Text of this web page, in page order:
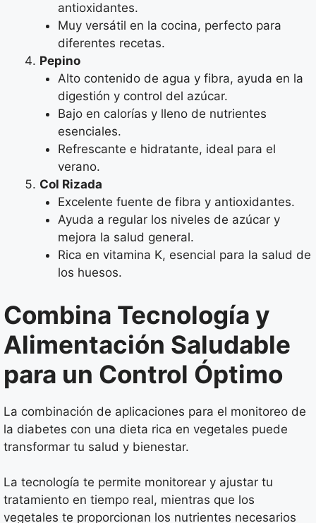
antioxidantes.
Muy versátil en la cocina, perfecto para
diferentes recetas.
Pepino
Alto contenido de agua y fibra, ayuda en la
digestión y control del azúcar.
Bajo en calorías y lleno de nutrientes
esenciales.
Refrescante e hidratante, ideal para el
verano.
Col Rizada
Excelente fuente de fibra y antioxidantes.
Ayuda a regular los niveles de azúcar y
mejora la salud general.
Rica en vitamina K, esencial para la salud de
los huesos.
Combina Tecnología y
Alimentación Saludable
para un Control Óptimo
La combinación de aplicaciones para el monitoreo de
la diabetes con una dieta rica en vegetales puede
transformar tu salud y bienestar.
La tecnología te permite monitorear y ajustar tu
tratamiento en tiempo real, mientras que los
vegetales te proporcionan los nutrientes necesarios